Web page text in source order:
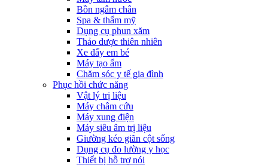
Bồn ngâm chân
Spa & thẩm mỹ
Dụng cụ phun xăm
Thảo dược thiên nhiên
Xe đẩy em bé
Máy tạo ẩm
Chăm sóc y tế gia đình
Phục hồi chức năng
Vật lý trị liệu
Máy châm cứu
Máy xung điện
Máy siêu âm trị liệu
Giường kéo giãn cột sống
Dụng cụ đo lường y học
Thiết bị hỗ trợ nói